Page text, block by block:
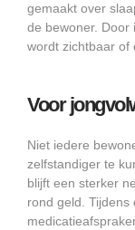
gemaakt over
de bewoner. Door
wordt zichtbaar of
Voor
Niet iedere
zelfstandiger te
blijft een sterker
rond geld. Tijdens